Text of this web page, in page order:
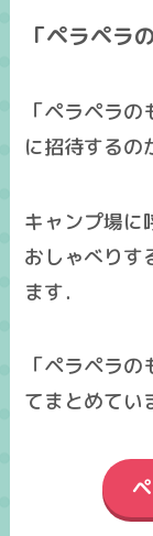
「ペラペラ
「ペラペラ
に招待するの
キャンプ場に
おしゃべりす
ます．
「ペラペラ
てまとめてい